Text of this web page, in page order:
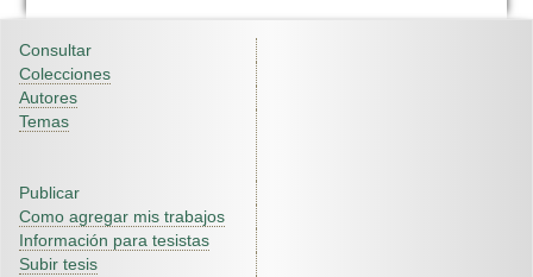
Consultar
Colecciones
Autores
Temas
Publicar
Como agregar mis trabajos
Información para tesistas
Subir tesis